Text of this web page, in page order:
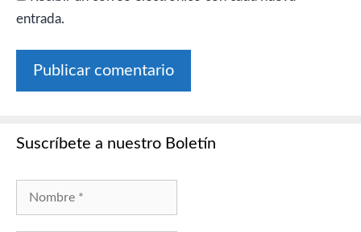
entrada.
Suscríbete a nuestro Boletín